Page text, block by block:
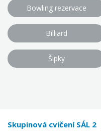
Bowling rezervace
Billiard
Šipky
Skupinová cvičení SÁL 2